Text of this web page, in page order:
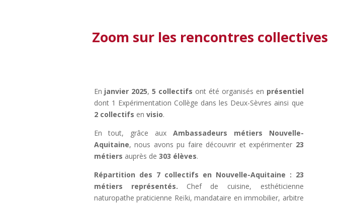
Zoom sur les rencontres collectives
En janvier 2025, 5 collectifs ont été organisés en présentiel
2 collectifs en visio.
En tout, grâce aux Ambassadeurs métiers Nouvelle-
Aquitaine, nous avons pu faire découvrir et expérimenter 23
métiers auprès de 303 élèves.
Répartition des 7 collectifs en Nouvelle-Aquitaine : 23
métiers représentés. Chef de cuisine, esthéticienne
naturopathe praticienne Reïki, mandataire en immobilier, arbitre